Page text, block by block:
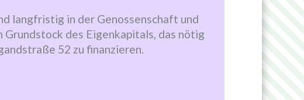
langfristig in der Genossenschaft und
Grundstock des Eigenkapitals, das nötig
52 zu finanzieren.